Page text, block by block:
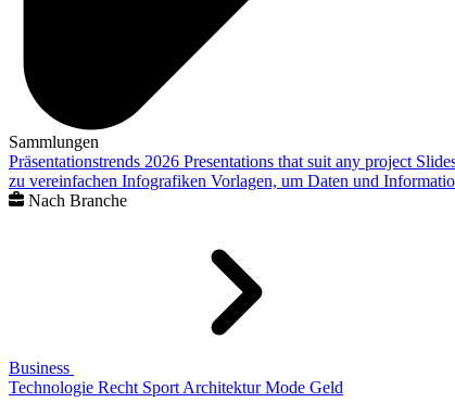
Sammlungen
Präsentationstrends 2026 Presentations that suit any project
zu vereinfachen Infografiken Vorlagen, um Daten und
Nach Branche
Business
Technologie Recht Sport Architektur Mode Geld